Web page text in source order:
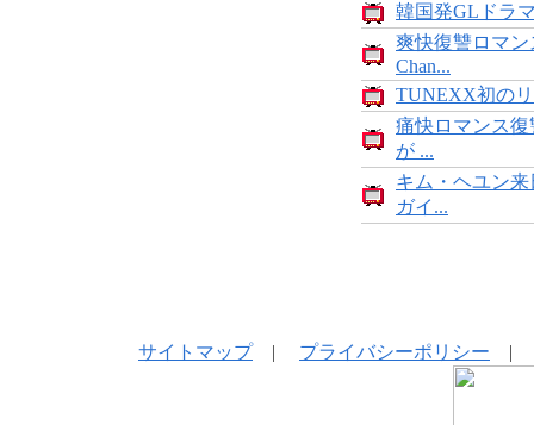
韓国発GLドラ
爽快復讐ロマ
Chan...
TUNEXX初の
痛快ロマンス
が ...
キム・ヘユン
ガイ...
サイトマップ| プライバシーポリシー